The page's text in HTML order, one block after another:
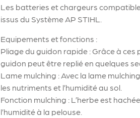
Les batteries et chargeurs
issus du Système AP STIHL.
Equipements et fonctions :
Pliage du guidon rapide : Grâce à
guidon peut être replié en quelques
Lame mulching : Avec la lame
les nutriments et l’humidité au sol.
Fonction mulching : L’herbe est
l’humidité à la pelouse.